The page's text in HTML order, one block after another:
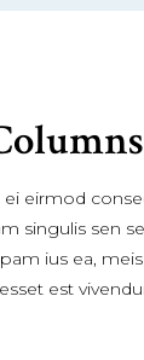
ei eirmod
singulis sen
ius ea,
est